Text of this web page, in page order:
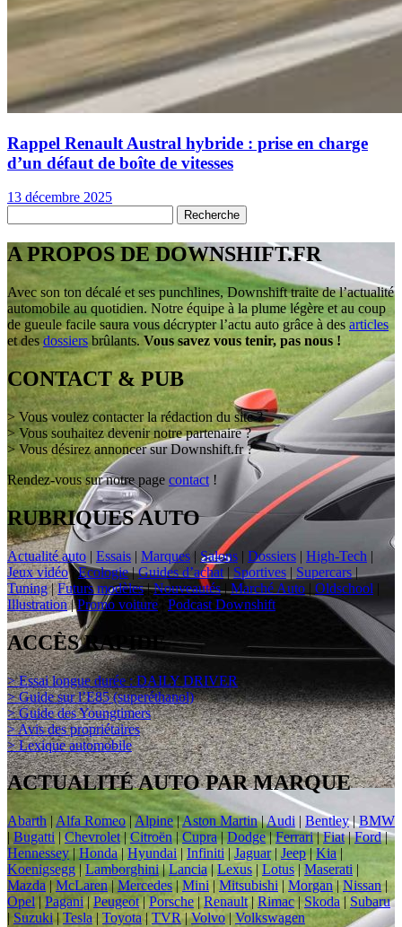
Rappel Renault Austral hybride : prise en charge
d’un défaut de boîte de vitesses
13 décembre 2025
A PROPOS DE DOWNSHIFT.FR
Avec son ton décalé et ses punchlines, Downshift traite de l’actualité
automobile au quotidien. Notre équipe à la plume légère et au coup
de gueule facile saura vous décrypter l’actu auto grâce à des articles
et des dossiers brûlants. Vous savez vous tenir, pas nous !
CONTACT & PUB
> Vous voulez contacter la rédaction du site ?
> Vous souhaitez devenir notre partenaire ?
> Vous désirez annoncer sur Downshift.fr ?
Rendez-vous sur notre page contact !
RUBRIQUES AUTO
Actualité auto | Essais | Marques |Salons | Dossiers | High-Tech |
Jeux vidéo|Ecologie|Guides d’achat | Sportives | Supercars |
Tuning|Futurs modèles|Nouveautés|Marché Auto | Oldschool |
Illustration|Promo voiture Podcast Downshift
ACCÈS RAPIDE
> Essai longue durée : DAILY DRIVER
> Guide sur l’E85 (superéthanol)
> Guide des Youngtimers
> Avis des propriétaires
> Lexique automobile
ACTUALITÉ AUTO PAR MARQUE
Abarth | Alfa Romeo|Alpine|Aston Martin|Audi | Bentley|BMW
| Bugatti|Chevrolet|Citroën |Cupra | Dodge|Ferrari|Fiat|Ford|
Hennessey| Honda| Hyundai |Infiniti | Jaguar| Jeep|Kia |
Koenigsegg|Lamborghini|Lancia|Lexus | Lotus| Maserati |
Mazda |McLaren|Mercedes | Mini | Mitsubishi | Morgan|Nissan|
Opel | Pagani|Peugeot|Porsche | Renault| Rimac|Skoda | Subaru
| Suzuki|Tesla| Toyota | TVR|Volvo|Volkswagen